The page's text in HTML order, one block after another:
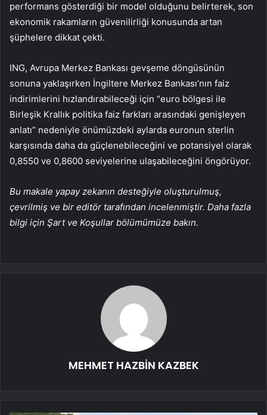
performans gösterdiği bir model olduğunu belirterek, son
ekonomik rakamların güvenilirliği konusunda artan
şüphelere dikkat çekti.
ING, Avrupa Merkez Bankası gevşeme döngüsünün
sonuna yaklaşırken İngiltere Merkez Bankası’nın faiz
indirimlerini hızlandırabileceği için “euro bölgesi ile
Birleşik Krallık politika faiz farkları arasındaki genişleyen
anlatı” nedeniyle önümüzdeki aylarda euronun sterlin
karşısında daha da güçlenebileceğini ve potansiyel olarak
0,8550 ve 0,8600 seviyelerine ulaşabileceğini öngörüyor.
Bu makale yapay zekanın desteğiyle oluşturulmuş,
çevrilmiş ve bir editör tarafından incelenmiştir. Daha fazla
bilgi için Şart ve Koşullar bölümümüze bakın.
MEHMET HAZBİN KAZBEK